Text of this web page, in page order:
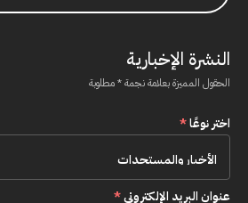
النشرة الإخبارية
الحقول المميزة بعلامة نجمة * مطلوبة
اختر نوعًا*
عنوان البريد الإلكتروني*